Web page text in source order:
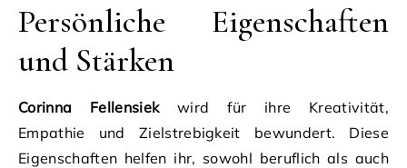
Persönliche Eigenschaften
und Stärken
Corinna Fellensiekwird für ihre Kreativität,
Empathie und Zielstrebigkeit bewundert. Diese
Eigenschaften helfen ihr, sowohl beruflich als auch